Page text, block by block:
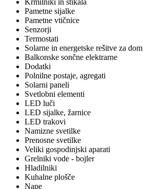
Krmilniki in stikala
Pametne sijalke
Pametne vtičnice
Senzorji
Termostati
Solarne in energetske rešitve za dom
Balkonske sončne elektrarne
Dodatki
Polnilne postaje, agregati
Solarni paneli
Svetlobni elementi
LED luči
LED sijalke, žarnice
LED trakovi
Namizne svetilke
Prenosne svetilke
Veliki gospodinjski aparati
Grelniki vode - bojler
Hladilniki
Kuhalne plošče
Nape